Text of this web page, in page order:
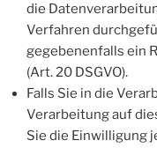
die
Verfahren
gegebenenfalls ein
(Art. 20 DSGVO).
Falls Sie in die
Verarbeitung auf
Sie die Einwilligung